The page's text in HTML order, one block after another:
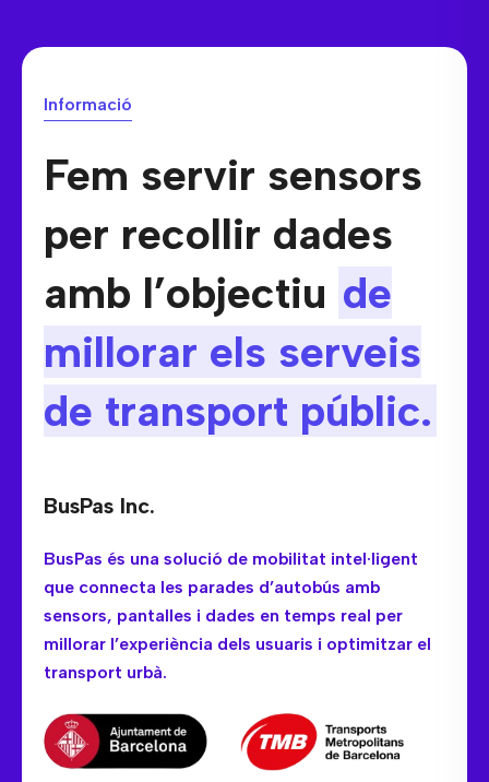
Informació
Fem servir sensors
per recollir dades
amb l’objectiu de
millorar els serveis
de transport públic.
BusPas Inc.
BusPas és una solució de mobilitat intel·ligent
que connecta les parades d’autobús amb
sensors, pantalles i dades en temps real per
millorar l’experiència dels usuaris i optimitzar el
transport urbà.